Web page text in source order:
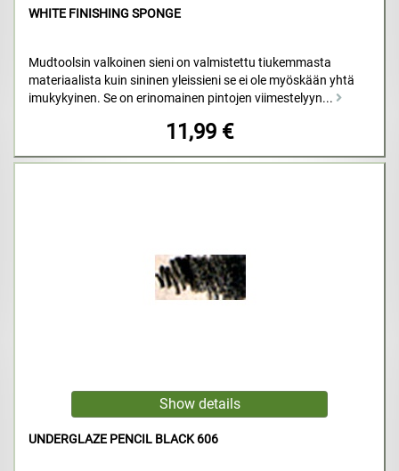
WHITE FINISHING SPONGE
Mudtoolsin valkoinen sieni on valmistettu tiukemmasta
materiaalista kuin sininen yleissieni se ei ole myöskään yhtä
imukykyinen. Se on erinomainen pintojen viimestelyyn...
11,99 €
UNDERGLAZE PENCIL BLACK 606